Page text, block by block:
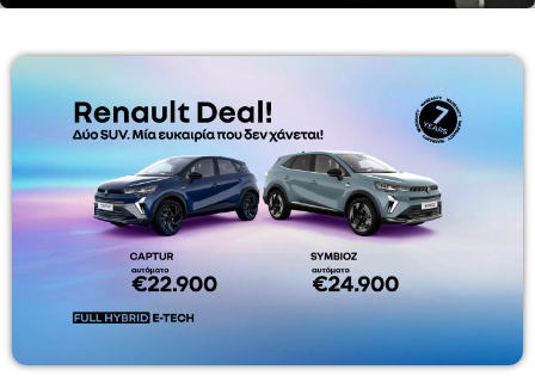
09:00-11:00
09:00 - 11:00
TOP 20
17:00 - 18:00
REMIX & REWIND DJ SET
18:00 - 19:00